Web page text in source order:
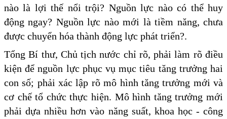
nào là lợi thế nổi trội? Nguồn lực nào có thể huy
động ngay? Nguồn lực nào mới là tiềm năng, chưa
được chuyển hóa thành động lực phát triển?.
Tổng Bí thư, Chủ tịch nước chỉ rõ, phải làm rõ điều
kiện để nguồn lực phục vụ mục tiêu tăng trưởng hai
con số; phải xác lập rõ mô hình tăng trưởng mới và
cơ chế tổ chức thực hiện. Mô hình tăng trưởng mới
phải dựa nhiều hơn vào năng suất, khoa học - công